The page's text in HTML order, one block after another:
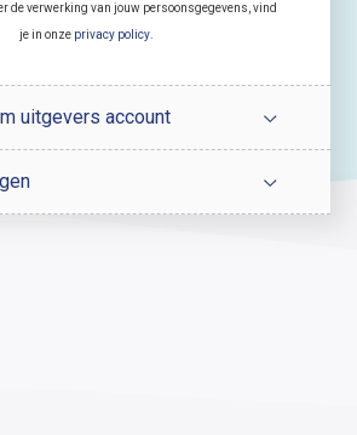
de verwerking van jouw persoonsgegevens, vind
je in onze privacy policy.
uitgevers account